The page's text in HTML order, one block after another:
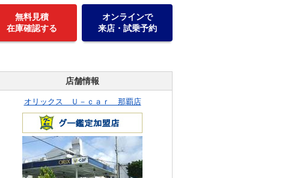
無料見積
在庫確認する
オンラインで
来店・試乗予約
店舗情報
オリックス Ｕ－ｃａｒ 那覇店